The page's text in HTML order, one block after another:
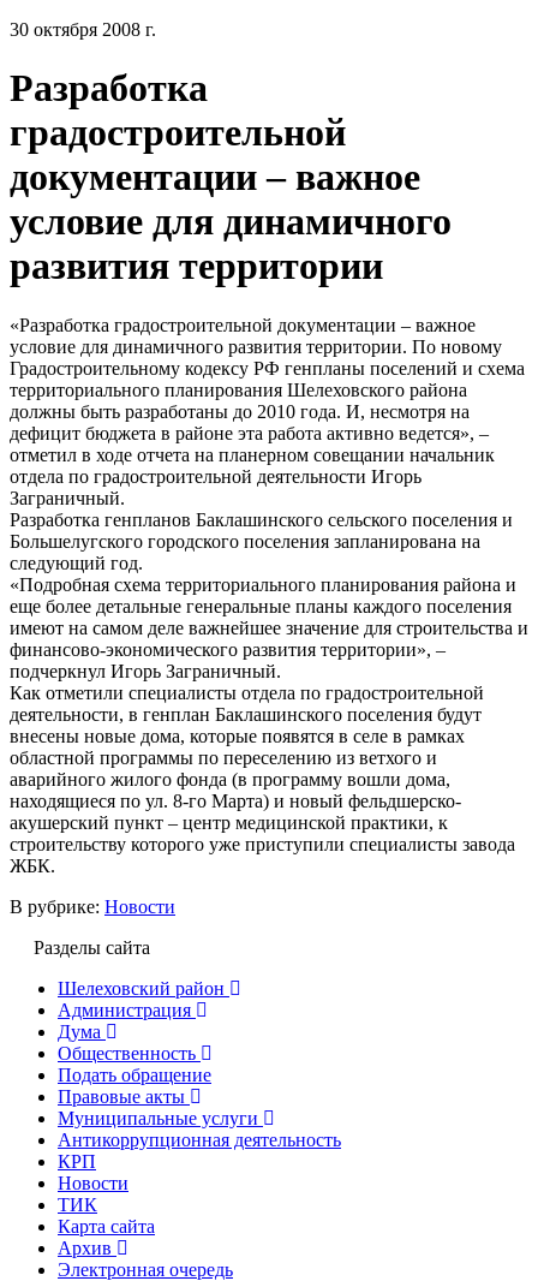
30 октября 2008 г.
Разработка
градостроительной
документации – важное
условие для динамичного
развития территории
«Разработка градостроительной документации – важное
условие для динамичного развития территории. По новому
Градостроительному кодексу РФ генпланы поселений и схема
территориального планирования Шелеховского района
должны быть разработаны до 2010 года. И, несмотря на
дефицит бюджета в районе эта работа активно ведется», –
отметил в ходе отчета на планерном совещании начальник
отдела по градостроительной деятельности Игорь
Заграничный.
Разработка генпланов Баклашинского сельского поселения и
Большелугского городского поселения запланирована на
следующий год.
«Подробная схема территориального планирования района и
еще более детальные генеральные планы каждого поселения
имеют на самом деле важнейшее значение для строительства и
финансово-экономического развития территории», –
подчеркнул Игорь Заграничный.
Как отметили специалисты отдела по градостроительной
деятельности, в генплан Баклашинского поселения будут
внесены новые дома, которые появятся в селе в рамках
областной программы по переселению из ветхого и
аварийного жилого фонда (в программу вошли дома,
находящиеся по ул. 8-го Марта) и новый фельдшерско-
акушерский пункт – центр медицинской практики, к
строительству которого уже приступили специалисты завода
ЖБК.
В рубрике: Новости
Разделы сайта
Шелеховский район
Администрация
Дума
Общественность
Подать обращение
Правовые акты
Муниципальные услуги
Антикоррупционная деятельность
КРП
Новости
ТИК
Карта сайта
Архив
Электронная очередь